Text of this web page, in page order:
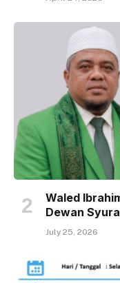
Waled
Dewan
July 25, 2026